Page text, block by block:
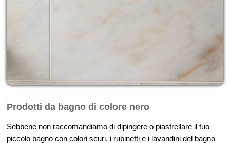
Prodotti da bagno di colore nero
Sebbene non raccomandiamo di dipingere o piastrellare il tuo
piccolo bagno con colori scuri, i rubinetti e i lavandini del bagno